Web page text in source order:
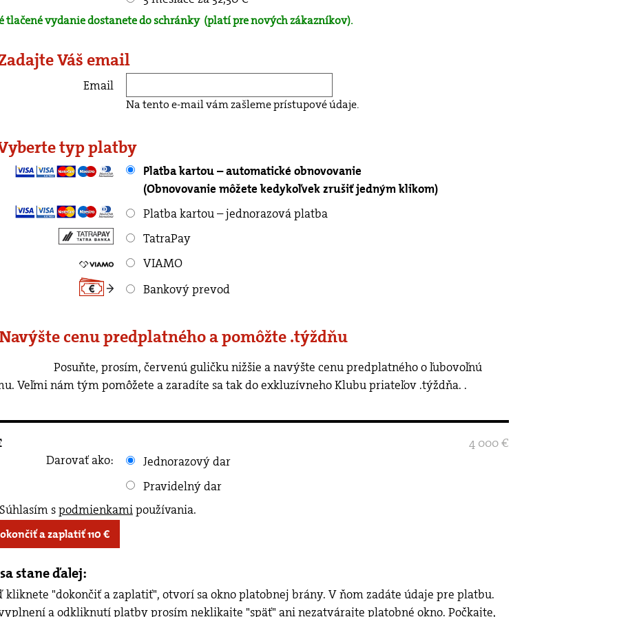
tlačené vydanie dostanete do schránky (platí pre nových zákazníkov).
Váš email
Email
Na tento e-mail vám zašleme prístupové údaje.
typ platby
Platba kartou – automatické obnovovanie
(Obnovovanie môžete kedykoľvek zrušiť jedným klikom)
Platba kartou – jednorazová platba
TatraPay
VIAMO
Bankový prevod
cenu predplatného a pomôžte .týždňu
Veľmi nám tým pomôžete a zaradíte sa tak do exkluzívneho Klubu priateľov .týždňa. .
4 000 €
Darovať ako:
Jednorazový dar
Pravidelný dar
Súhlasím spodmienkamipoužívania.
Dokončiť a zaplatiť110€
stane ďalej:
kliknete "dokončiť a zaplatiť", otvorí sa okno platobnej brány. V ňom zadáte údaje pre platbu.
a odkliknutí platby prosím neklikajte "späť" ani nezatvárajte platobné okno. Počkajte,